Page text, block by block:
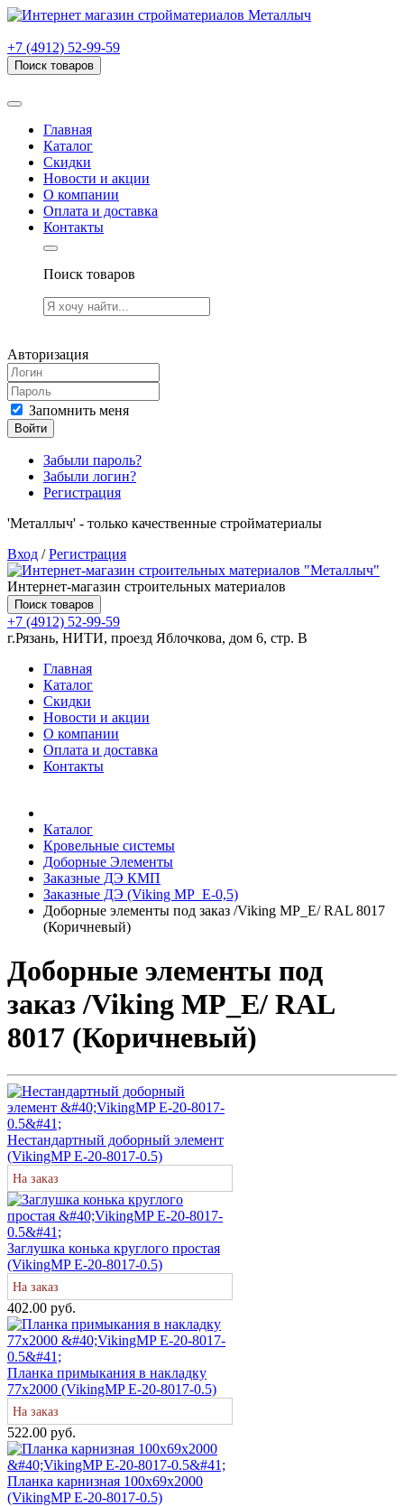
+7 (4912) 52-99-59
Поиск товаров
Главная
Каталог
Скидки
Новости и акции
О компании
Оплата и доставка
Контакты
Поиск товаров
Авторизация
Запомнить меня
Войти
Забыли пароль?
Забыли логин?
Регистрация
'Металлыч' - только качественные стройматериалы
Вход /Регистрация
Интернет-магазин строительных материалов
Поиск товаров
+7 (4912) 52-99-59
г.Рязань, НИТИ, проезд Яблочкова, дом 6, стр. В
Главная
Каталог
Скидки
Новости и акции
О компании
Оплата и доставка
Контакты
Каталог
Кровельные системы
Доборные Элементы
Заказные ДЭ КМП
Заказные ДЭ (Viking MP_E-0,5)
Доборные элементы под заказ /Viking MP_E/ RAL 8017
(Коричневый)
Доборные элементы под
заказ /Viking MP_E/ RAL
8017 (Коричневый)
Нестандартный доборный элемент
(VikingMP E-20-8017-0.5)
На заказ
Заглушка конька круглого простая
(VikingMP E-20-8017-0.5)
На заказ
402.00 руб.
Планка примыкания в накладку
77х2000 (VikingMP E-20-8017-0.5)
На заказ
522.00 руб.
Планка карнизная 100х69х2000
(VikingMP E-20-8017-0.5)